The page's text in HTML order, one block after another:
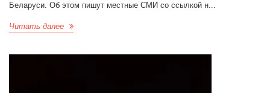
Беларуси. Об этом пишут местные СМИ со ссылкой н...
Читать далее